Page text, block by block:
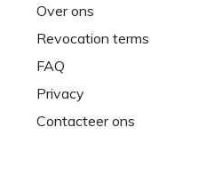
Over ons
Revocation terms
FAQ
Privacy
Contacteer ons